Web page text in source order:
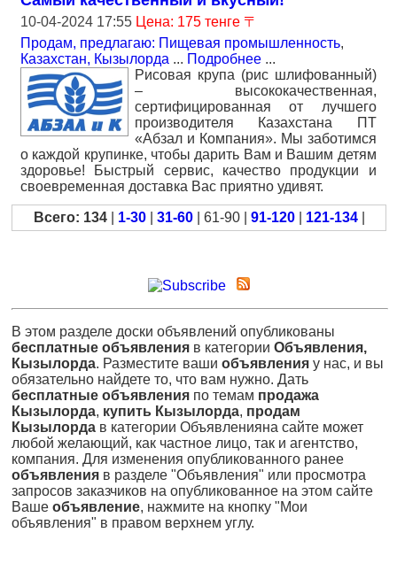
10-04-2024 17:55 Цена: 175 тенге 〒
Продам, предлагаю: Пищевая промышленность,
Казахстан, Кызылорда ... Подробнее ...
Рисовая крупа (рис шлифованный)
– высококачественная,
сертифицированная от лучшего
производителя Казахстана ПТ
«Абзал и Компания». Мы заботимся
о каждой крупинке, чтобы дарить Вам и Вашим детям
здоровье! Быстрый сервис, качество продукции и
своевременная доставка Вас приятно удивят.
Всего: 134| 1-30| 31-60| 61-90 | 91-120| 121-134|
В этом разделе доски объявлений опубликованы
бесплатные объявления в категории Объявления,
Кызылорда. Разместите ваши объявления у нас, и вы
обязательно найдете то, что вам нужно. Дать
бесплатные объявления по темам продажа
Кызылорда, купить Кызылорда, продам
Кызылорда в категории Объявленияна сайте может
любой желающий, как частное лицо, так и агентство,
компания. Для изменения опубликованного ранее
объявления в разделе "Объявления" или просмотра
запросов заказчиков на опубликованное на этом сайте
Ваше объявление, нажмите на кнопку "Мои
объявления" в правом верхнем углу.